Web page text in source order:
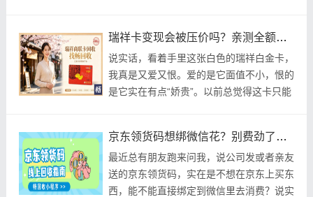
瑞祥卡变现会被压价吗？亲测全额到账，分享真实体验
说实话，看着手里这张白色的瑞祥白金卡，
我真是又爱又恨。爱的是它面值不小，恨的
是它实在有点“娇贵”。以前总觉得这卡只能
京东领货码想绑微信花？别费劲了，看这篇就够了！
最近总有朋友跑来问我，说公司发或者亲友
送的京东领货码，实在是不想在京东上买东
西，能不能直接绑定到微信里去消费？说实